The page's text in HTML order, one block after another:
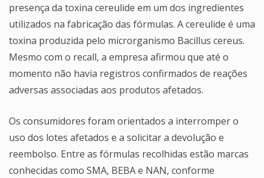
presença da toxina cereulide em um dos ingredientes
utilizados na fabricação das fórmulas. A cereulide é uma
toxina produzida pelo microrganismo Bacillus cereus.
Mesmo com o recall, a empresa afirmou que até o
momento não havia registros confirmados de reações
adversas associadas aos produtos afetados.
Os consumidores foram orientados a interromper o
uso dos lotes afetados e a solicitar a devolução e
reembolso. Entre as fórmulas recolhidas estão marcas
conhecidas como SMA, BEBA e NAN, conforme